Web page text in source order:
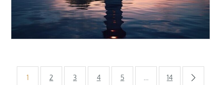
Paginazione
1 2 3 4 5 14